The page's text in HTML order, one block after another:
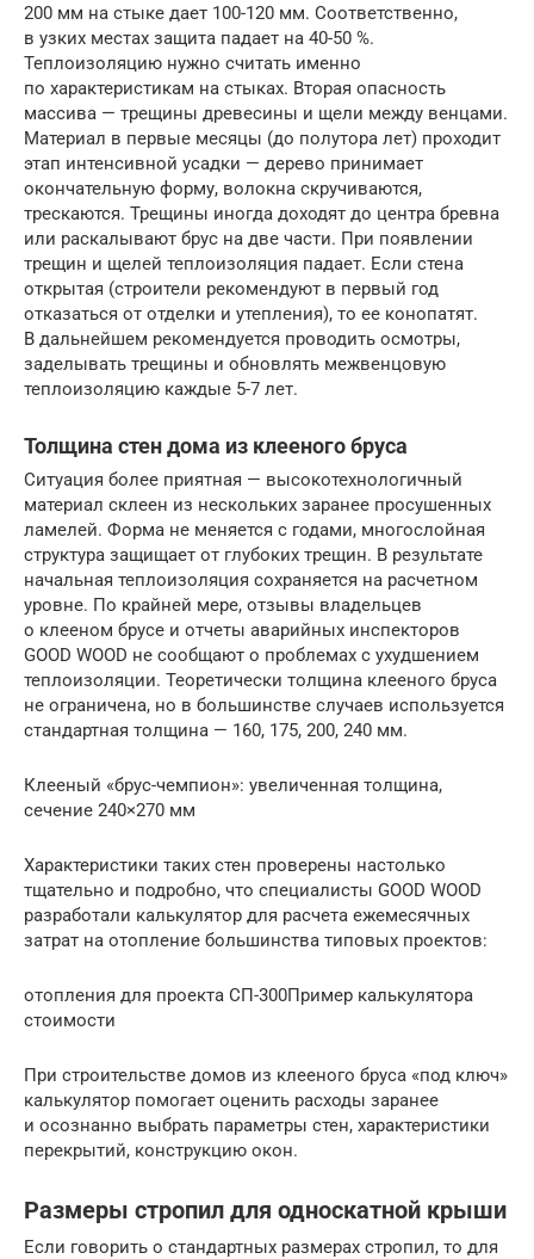
200 мм на стыке дает 100-120 мм. Соответственно,
в узких местах защита падает на 40-50 %.
Теплоизоляцию нужно считать именно
по характеристикам на стыках. Вторая опасность
массива — трещины древесины и щели между венцами.
Материал в первые месяцы (до полутора лет) проходит
этап интенсивной усадки — дерево принимает
окончательную форму, волокна скручиваются,
трескаются. Трещины иногда доходят до центра бревна
или раскалывают брус на две части. При появлении
трещин и щелей теплоизоляция падает. Если стена
открытая (строители рекомендуют в первый год
отказаться от отделки и утепления), то ее конопатят.
В дальнейшем рекомендуется проводить осмотры,
заделывать трещины и обновлять межвенцовую
теплоизоляцию каждые 5-7 лет.
Толщина стен дома из клееного бруса
Ситуация более приятная — высокотехнологичный
материал склеен из нескольких заранее просушенных
ламелей. Форма не меняется с годами, многослойная
структура защищает от глубоких трещин. В результате
начальная теплоизоляция сохраняется на расчетном
уровне. По крайней мере, отзывы владельцев
о клееном брусе и отчеты аварийных инспекторов
GOOD WOOD не сообщают о проблемах с ухудшением
теплоизоляции. Теоретически толщина клееного бруса
не ограничена, но в большинстве случаев используется
стандартная толщина — 160, 175, 200, 240 мм.
Клееный «брус-чемпион»: увеличенная толщина,
сечение 240×270 мм
Характеристики таких стен проверены настолько
тщательно и подробно, что специалисты GOOD WOOD
разработали калькулятор для расчета ежемесячных
затрат на отопление большинства типовых проектов:
отопления для проекта СП-300Пример калькулятора
стоимости
При строительстве домов из клееного бруса «под ключ»
калькулятор помогает оценить расходы заранее
и осознанно выбрать параметры стен, характеристики
перекрытий, конструкцию окон.
Размеры стропил для односкатной крыши
Если говорить о стандартных размерах стропил, то для